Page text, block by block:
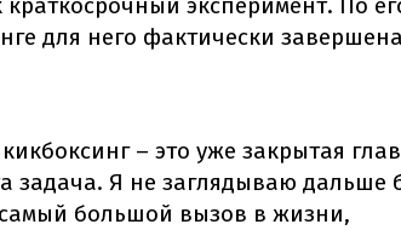
краткосрочный эксперимент. По
для него фактически
– это уже закрытая
задача. Я не заглядываю дальше
большой вызов в жизни,